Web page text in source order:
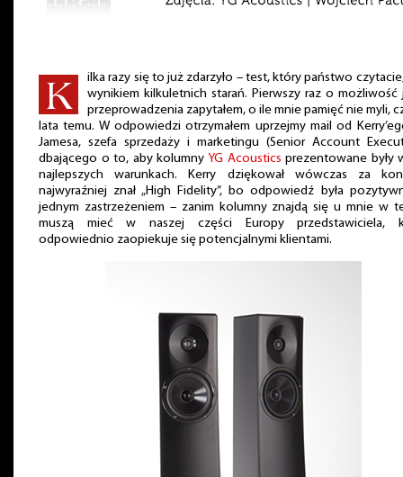
ilka razy się to już zdarzyło – test, który państwo
wynikiem kilkuletnich starań. Pierwszy raz o możliwość
przeprowadzenia zapytałem, o ile mnie pamięć nie myli,
lata temu. W odpowiedzi otrzymałem uprzejmy mail od
Jamesa, szefa sprzedaży i marketingu (Senior Account
dbającego o to, aby kolumny YG Acoustics prezentowane były
najlepszych warunkach. Kerry dziękował wówczas za
najwyraźniej znał „High Fidelity”, bo odpowiedź była
jednym zastrzeżeniem – zanim kolumny znajdą się u mnie w
muszą mieć w naszej części Europy przedstawiciela,
odpowiednio zaopiekuje się potencjalnymi klientami.